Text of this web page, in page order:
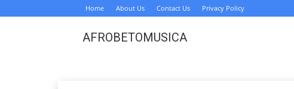
Home About Us Contact Us Privacy Policy
AFROBETOMUSICA